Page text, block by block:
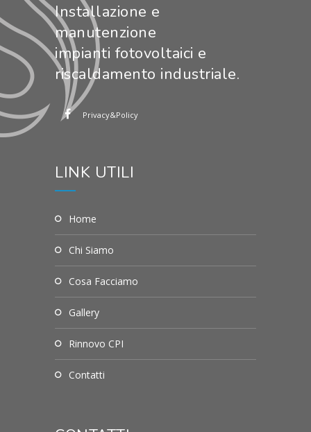
Installazione e
manutenzione
impianti fotovoltaici e
riscaldamento industriale.
Privacy&Policy
LINK UTILI
Home
Chi Siamo
Cosa Facciamo
Gallery
Rinnovo CPI
Contatti